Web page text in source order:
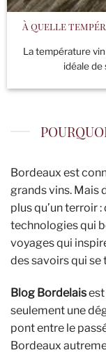
À quelle
La température
idéale de
Bordeaux est
grands vins. Mais
plus qu’un terroir
technologies qui
voyages qui
des savoirs qui
Blog Bordelaisest
seulement une
pont entre le
Bordeaux